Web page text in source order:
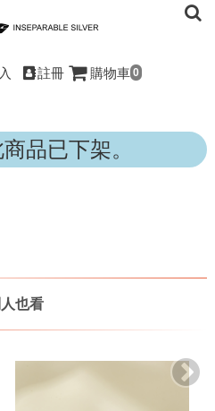
註冊 購物車 0
品已下架。
也看